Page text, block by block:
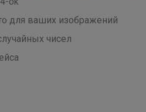
для ваших изображений
чисел